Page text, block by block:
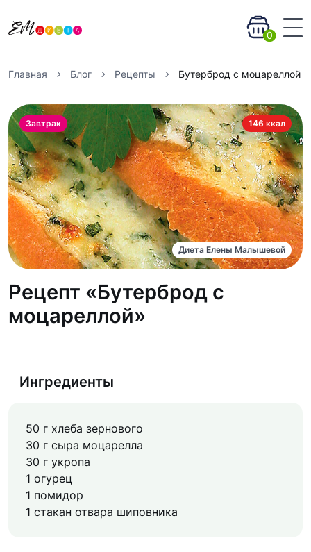
0
Главная Блог Рецепты Бутерброд с моцареллой
146 ккал
Завтрак
Диета Елены Малышевой
Рецепт «Бутерброд с
моцареллой»
Ингредиенты
50 г хлеба зернового
30 г сыра моцарелла
30 г укропа
1 огурец
1 помидор
1 стакан отвара шиповника